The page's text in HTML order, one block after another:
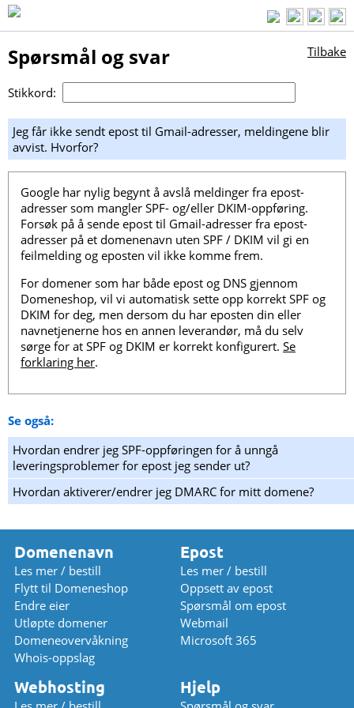
Spørsmål og svar Tilbake
Stikkord:
Jeg får ikke sendt epost til Gmail-adresser, meldingene blir
avvist. Hvorfor?
Google har nylig begynt å avslå meldinger fra epost-
adresser som mangler SPF- og/eller DKIM-oppføring.
Forsøk på å sende epost til Gmail-adresser fra epost-
adresser på et domenenavn uten SPF / DKIM vil gi en
feilmelding og eposten vil ikke komme frem.
For domener som har både epost og DNS gjennom
Domeneshop, vil vi automatisk sette opp korrekt SPF og
DKIM for deg, men dersom du har eposten din eller
navnetjenerne hos en annen leverandør, må du selv
sørge for at SPF og DKIM er korrekt konfigurert. Se
forklaring her.
Se også:
Hvordan endrer jeg SPF-oppføringen for å unngå
leveringsproblemer for epost jeg sender ut?
Hvordan aktiverer/endrer jeg DMARC for mitt domene?
Domenenavn
Les mer / bestill
Flytt til Domeneshop
Endre eier
Utløpte domener
Domeneovervåkning
Whois-oppslag
Epost
Les mer / bestill
Oppsett av epost
Spørsmål om epost
Webmail
Microsoft 365
Webhosting Hjelp